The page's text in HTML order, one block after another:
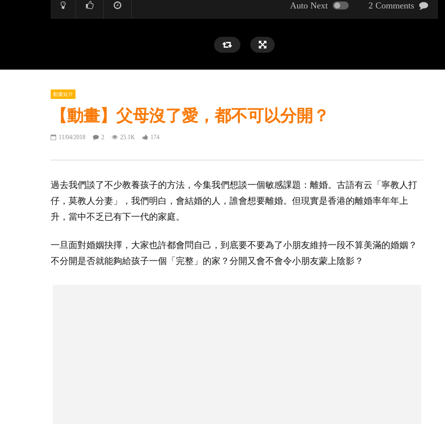
Auto Next 2 Comments
動畫短片
【動畫】父母沒了愛，都不可以分開？
11/04/2018 2 25.1K 174
過去我們談了不少教養孩子的方法，今集我們想談一個敏感課題：離婚。古語有云「寧教人打
仔，莫教人分妻」，我們明白，會結婚的人，誰會想要離婚。但現實是香港的離婚率年年上
升，當中不乏已有下一代的家庭。
一旦面對婚姻抉擇，大家也許都會問自己，到底要不要為了小朋友維持一段不算美滿的婚姻？
不分開是否就能夠給孩子一個「完整」的家？分開又會不會令小朋友蒙上陰影？